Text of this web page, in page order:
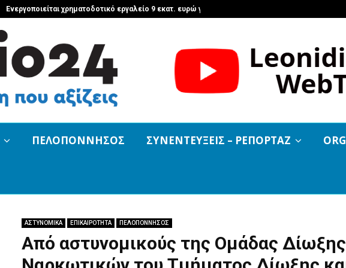
Ενεργοποιείται χρηματοδοτικό εργαλείο 9 εκατ. ευρώ για…
ΠΕΛΟΠΟΝΝΗΣΟΣ ΣΥΝΕΝΤΕΥΞΕΙΣ – ΡΕΠΟΡΤΑΖ
ΑΣΤΥΝΟΜΙΚΑ ΕΠΙΚΑΙΡΟΤΗΤΑ ΠΕΛΟΠΟΝΝΗΣΟΣ
Από αστυνομικούς της Ομάδας Δίωξης